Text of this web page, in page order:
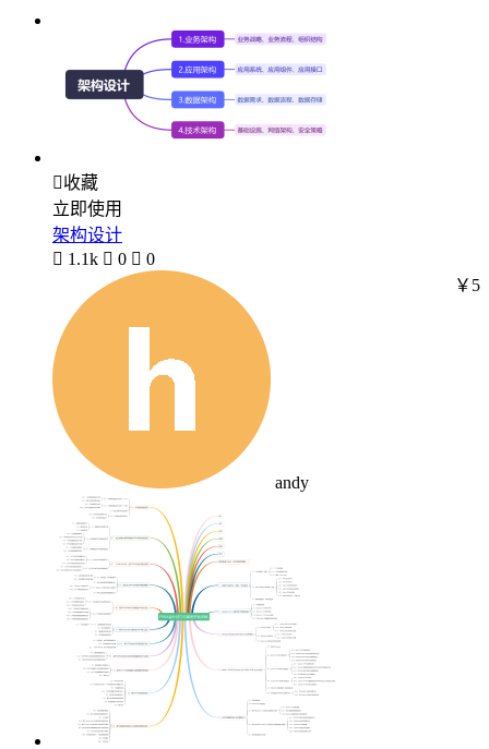
收藏
立即使用
架构设计
 1.1k  0  0
andy
￥5